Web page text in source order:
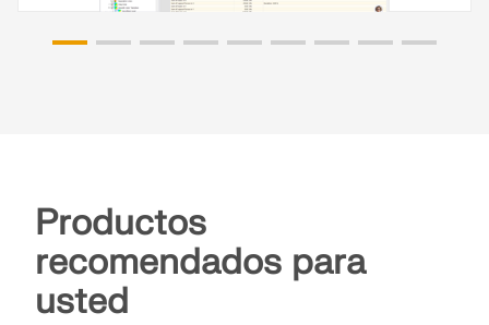
Productos
recomendados para
usted